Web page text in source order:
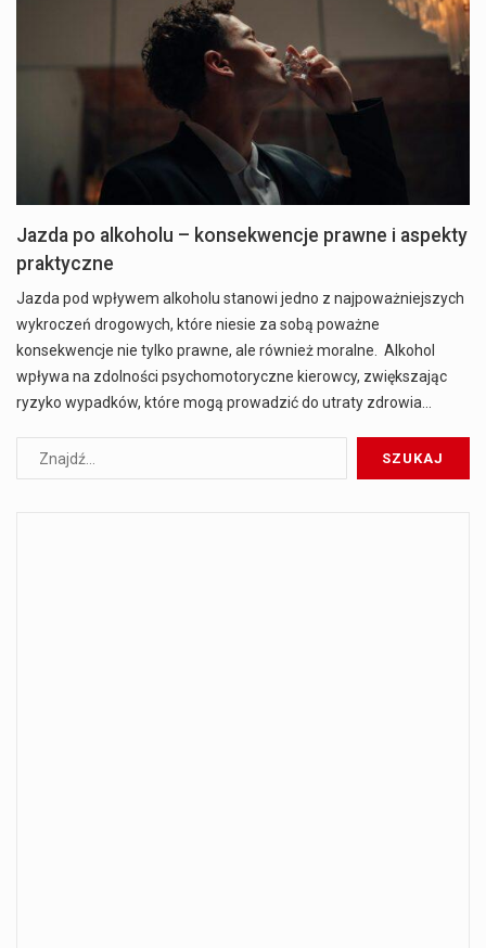
Jazda po alkoholu – konsekwencje prawne i aspekty
praktyczne
Jazda pod wpływem alkoholu stanowi jedno z najpoważniejszych
wykroczeń drogowych, które niesie za sobą poważne
konsekwencje nie tylko prawne, ale również moralne. Alkohol
wpływa na zdolności psychomotoryczne kierowcy, zwiększając
ryzyko wypadków, które mogą prowadzić do utraty zdrowia…